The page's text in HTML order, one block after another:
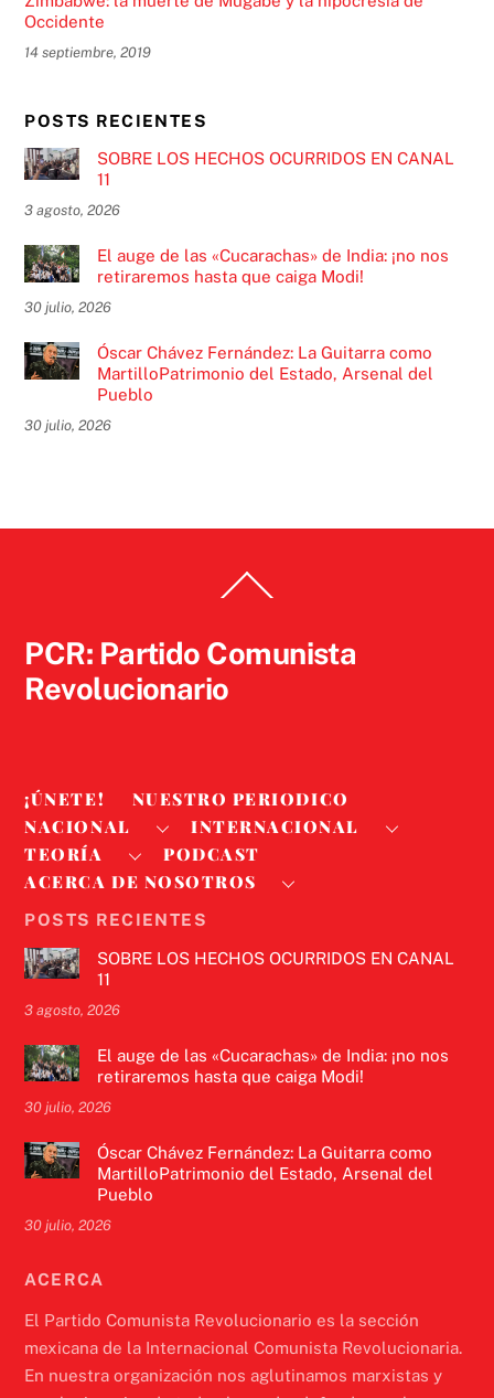
Occidente
14 septiembre, 2019
POSTS RECIENTES
SOBRE LOS HECHOS OCURRIDOS EN CANAL
11
3 agosto, 2026
El auge de las «Cucarachas» de India: ¡no nos
retiraremos hasta que caiga Modi!
30 julio, 2026
Óscar Chávez Fernández: La Guitarra como
MartilloPatrimonio del Estado, Arsenal del
Pueblo
30 julio, 2026
To
PCR: Partido Comunista
Revolucionario
¡ÚNETE!
NUESTRO PERIODICO
NACIONAL
INTERNACIONAL
TEORÍA
PODCAST
ACERCA DE NOSOTROS
POSTS RECIENTES
SOBRE LOS HECHOS OCURRIDOS EN CANAL
11
3 agosto, 2026
El auge de las «Cucarachas» de India: ¡no nos
retiraremos hasta que caiga Modi!
30 julio, 2026
Óscar Chávez Fernández: La Guitarra como
MartilloPatrimonio del Estado, Arsenal del
Pueblo
30 julio, 2026
ACERCA
El Partido Comunista Revolucionario es la sección
mexicana de la Internacional Comunista Revolucionaria.
En nuestra organización nos aglutinamos marxistas y